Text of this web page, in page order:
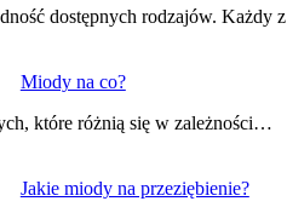
dostępnych rodzajów. Każdy
Miody na co?
które różnią się w zależności…
Jakie miody na przeziębienie?